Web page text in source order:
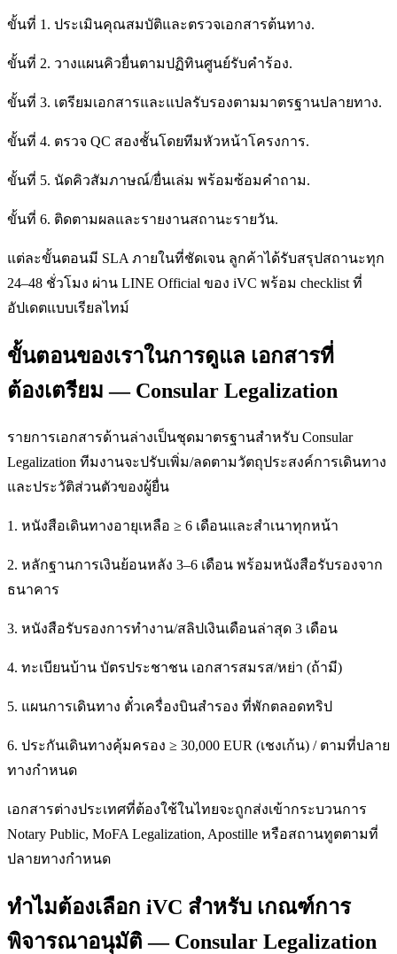
ขั้นที่ 1. ประเมินคุณสมบัติและตรวจเอกสารต้นทาง.
ขั้นที่ 2. วางแผนคิวยื่นตามปฏิทินศูนย์รับคำร้อง.
ขั้นที่ 3. เตรียมเอกสารและแปลรับรองตามมาตรฐานปลายทาง.
ขั้นที่ 4. ตรวจ QC สองชั้นโดยทีมหัวหน้าโครงการ.
ขั้นที่ 5. นัดคิวสัมภาษณ์/ยื่นเล่ม พร้อมซ้อมคำถาม.
ขั้นที่ 6. ติดตามผลและรายงานสถานะรายวัน.
แต่ละขั้นตอนมี SLA ภายในที่ชัดเจน ลูกค้าได้รับสรุปสถานะทุก
24–48 ชั่วโมง ผ่าน LINE Official ของ iVC พร้อม checklist ที่
อัปเดตแบบเรียลไทม์
ขั้นตอนของเราในการดูแล เอกสารที่
ต้องเตรียม — Consular Legalization
รายการเอกสารด้านล่างเป็นชุดมาตรฐานสำหรับ Consular
Legalization ทีมงานจะปรับเพิ่ม/ลดตามวัตถุประสงค์การเดินทาง
และประวัติส่วนตัวของผู้ยื่น
1. หนังสือเดินทางอายุเหลือ ≥ 6 เดือนและสำเนาทุกหน้า
2. หลักฐานการเงินย้อนหลัง 3–6 เดือน พร้อมหนังสือรับรองจาก
ธนาคาร
3. หนังสือรับรองการทำงาน/สลิปเงินเดือนล่าสุด 3 เดือน
4. ทะเบียนบ้าน บัตรประชาชน เอกสารสมรส/หย่า (ถ้ามี)
5. แผนการเดินทาง ตั๋วเครื่องบินสำรอง ที่พักตลอดทริป
6. ประกันเดินทางคุ้มครอง ≥ 30,000 EUR (เชงเก้น) / ตามที่ปลาย
ทางกำหนด
เอกสารต่างประเทศที่ต้องใช้ในไทยจะถูกส่งเข้ากระบวนการ
Notary Public, MoFA Legalization, Apostille หรือสถานทูตตามที่
ปลายทางกำหนด
ทำไมต้องเลือก iVC สำหรับ เกณฑ์การ
พิจารณาอนุมัติ — Consular Legalization